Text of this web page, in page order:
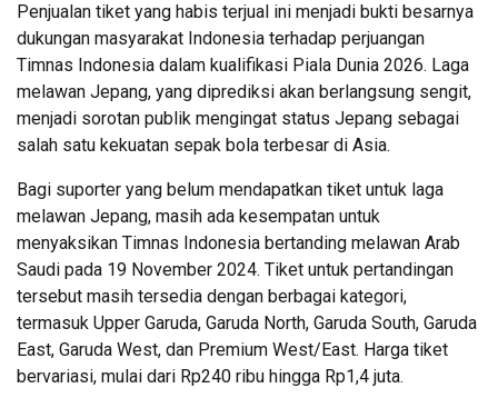
Penjualan tiket yang habis terjual ini menjadi bukti besarnya
dukungan masyarakat Indonesia terhadap perjuangan
Timnas Indonesia dalam kualifikasi Piala Dunia 2026. Laga
melawan Jepang, yang diprediksi akan berlangsung sengit,
menjadi sorotan publik mengingat status Jepang sebagai
salah satu kekuatan sepak bola terbesar di Asia.
Bagi suporter yang belum mendapatkan tiket untuk laga
melawan Jepang, masih ada kesempatan untuk
menyaksikan Timnas Indonesia bertanding melawan Arab
Saudi pada 19 November 2024. Tiket untuk pertandingan
tersebut masih tersedia dengan berbagai kategori,
termasuk Upper Garuda, Garuda North, Garuda South, Garuda
East, Garuda West, dan Premium West/East. Harga tiket
bervariasi, mulai dari Rp240 ribu hingga Rp1,4 juta.